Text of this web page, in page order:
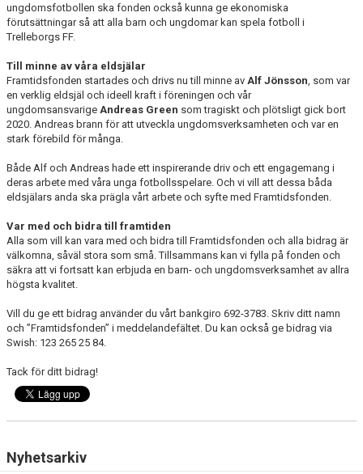
ungdomsfotbollen ska fonden också kunna ge ekonomiska
förutsättningar så att alla barn och ungdomar kan spela fotboll i
Trelleborgs FF.
Till minne av våra eldsjälar
Framtidsfonden startades och drivs nu till minne av Alf Jönsson , som var
en verklig eldsjäl och ideell kraft i föreningen och vår
ungdomsansvarige Andreas Green som tragiskt och plötsligt gick bort
2020. Andreas brann för att utveckla ungdomsverksamheten och var en
stark förebild för många.
Både Alf och Andreas hade ett inspirerande driv och ett engagemang i
deras arbete med våra unga fotbollsspelare. Och vi vill att dessa båda
eldsjälars anda ska prägla vårt arbete och syfte med Framtidsfonden.
Var med och bidra till framtiden
Alla som vill kan vara med och bidra till Framtidsfonden och alla bidrag är
välkomna, såväl stora som små. Tillsammans kan vi fylla på fonden och
säkra att vi fortsatt kan erbjuda en barn- och ungdomsverksamhet av allra
högsta kvalitet.
Vill du ge ett bidrag använder du vårt bankgiro 692-3783. Skriv ditt namn
och ”Framtidsfonden” i meddelandefältet. Du kan också ge bidrag via
Swish: 123 265 25 84.
Tack för ditt bidrag!
Nyhetsarkiv